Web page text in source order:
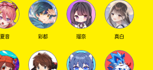
夏音 彩都 瑠奈 真白